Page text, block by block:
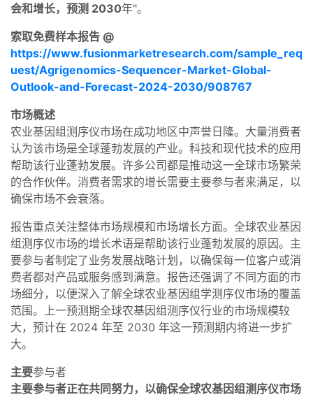
会和增长，预测 2030年"。
索取免费样本报告 @
https://www.fusionmarketresearch.com/sample_req
uest/Agrigenomics-Sequencer-Market-Global-
Outlook-and-Forecast-2024-2030/908767
市场概述
农业基因组测序仪市场在成功地区中声誉日隆。大量消费者
认为该市场是全球蓬勃发展的产业。科技和现代技术的应用
帮助该行业蓬勃发展。许多公司都是推动这一全球市场繁荣
的合作伙伴。消费者需求的增长需要主要参与者来满足，以
确保市场不会衰落。
报告重点关注整体市场规模和市场增长方面。全球农业基因
组测序仪市场的增长术语是帮助该行业蓬勃发展的原因。主
要参与者制定了业务发展战略计划，以确保每一位客户或消
费者都对产品或服务感到满意。报告还强调了不同方面的市
场细分，以便深入了解全球农业基因组学测序仪市场的覆盖
范围。上一预测期全球农基因组测序仪行业的市场规模较
大，预计在 2024 年至 2030 年这一预测期内将进一步扩
大。
主要参与者
主要参与者正在共同努力，以确保全球农基因组测序仪市场